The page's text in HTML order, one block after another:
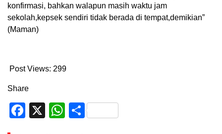
konfirmasi, bahkan walapun masih waktu jam
sekolah,kepsek sendiri tidak berada di tempat,demikian”
(Maman)
Post Views: 299
Share
Facebook
X WhatsApp
Share